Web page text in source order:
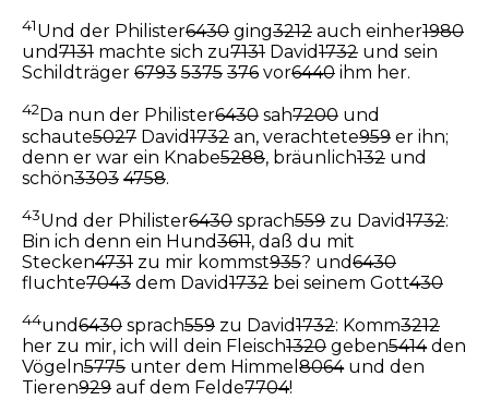
41Und der Philister6430 ging3212 auch einher1980
und7131 machte sich zu7131 David1732 und sein
Schildträger 6793 5375 376 vor6440 ihm her.
42Da nun der Philister6430 sah7200 und
schaute5027 David1732 an, verachtete959 er ihn;
denn er war ein Knabe5288, bräunlich132 und
schön3303 4758.
43Und der Philister6430 sprach559 zu David1732:
Bin ich denn ein Hund3611, daß du mit
Stecken4731 zu mir kommst935? und6430
fluchte7043 dem David1732 bei seinem Gott430
44und6430 sprach559 zu David1732: Komm3212
her zu mir, ich will dein Fleisch1320 geben5414den
Vögeln5775 unter dem Himmel 8064und den
Tieren929 auf dem Felde7704!